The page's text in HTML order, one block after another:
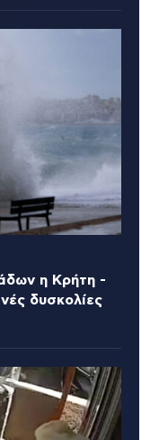
η Κρήτη -
δυσκολίες